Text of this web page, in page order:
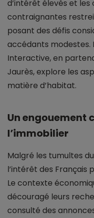
d’intérêt élevés et les
contraignantes
posant des défis
accédants modestes.
Interactive, en
Jaurès, explore les
matière d’habitat.
Un engouement
l’immobilier
Malgré les tumultes
l’intérêt des Français
Le contexte
découragé leurs
consulté des